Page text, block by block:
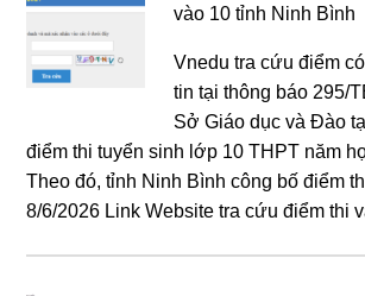
vào 10 tỉnh Ninh Bình
Vnedu tra cứu điểm
tin tại thông báo 295/
Sở Giáo dục và Đào
điểm thi tuyển sinh lớp 10 THPT năm
Theo đó, tỉnh Ninh Bình công bố điểm
8/6/2026 Link Website tra cứu điểm thi